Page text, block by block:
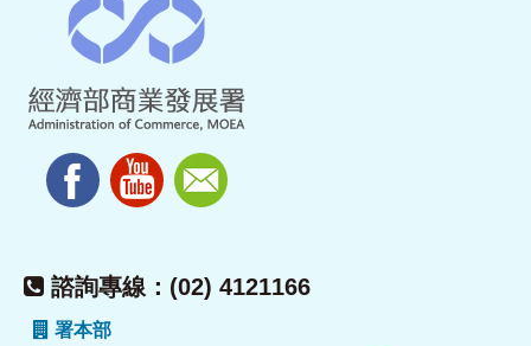
諮詢專線：(02) 4121166
署本部